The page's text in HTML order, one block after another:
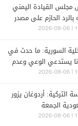
مجلس القيادة اليمني
بالرد الحازم على مصدر
الحوثية بعد
السورية: ما حدث في
يستدعي الوعي وعدم
وراء محاولات بث الفتنة
التركية: أردوغان يزور
الجمعة